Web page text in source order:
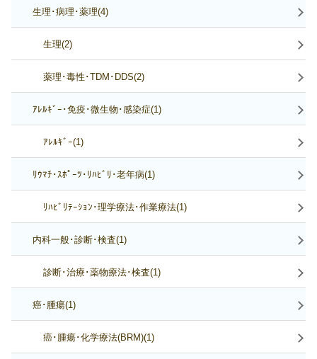
生理･病理･薬理(4)
生理(2)
薬理･毒性･TDM･DDS(2)
ｱﾚﾙｷﾞｰ･免疫･微生物･感染症(1)
ｱﾚﾙｷﾞｰ(1)
ﾘｳﾏﾁ･ｽﾎﾟｰﾂ･ﾘﾊﾋﾞﾘ･老年病(1)
ﾘﾊﾋﾞﾘﾃｰｼｮﾝ･理学療法･作業療法(1)
内科一般･診断･検査(1)
診断･治療･薬物療法･検査(1)
癌･腫瘍(1)
癌･腫瘍･化学療法(BRM)(1)